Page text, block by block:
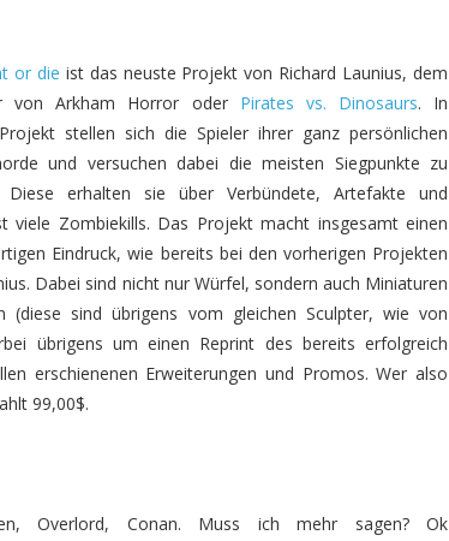
or die ist das neuste Projekt von Richard Launius, dem
von Arkham Horror oder Pirates vs. Dinosaurs. In
stellen sich die Spieler ihrer ganz persönlichen
und versuchen dabei die meisten Siegpunkte zu
Diese erhalten sie über Verbündete, Artefakte und
viele Zombiekills. Das Projekt macht insgesamt einen
Eindruck, wie bereits bei den vorherigen Projekten
Dabei sind nicht nur Würfel, sondern auch Miniaturen
(diese sind übrigens vom gleichen Sculpter, wie von
übrigens um einen Reprint des bereits erfolgreich
erschienenen Erweiterungen und Promos. Wer also
99,00$.
Overlord, Conan. Muss ich mehr sagen? Ok